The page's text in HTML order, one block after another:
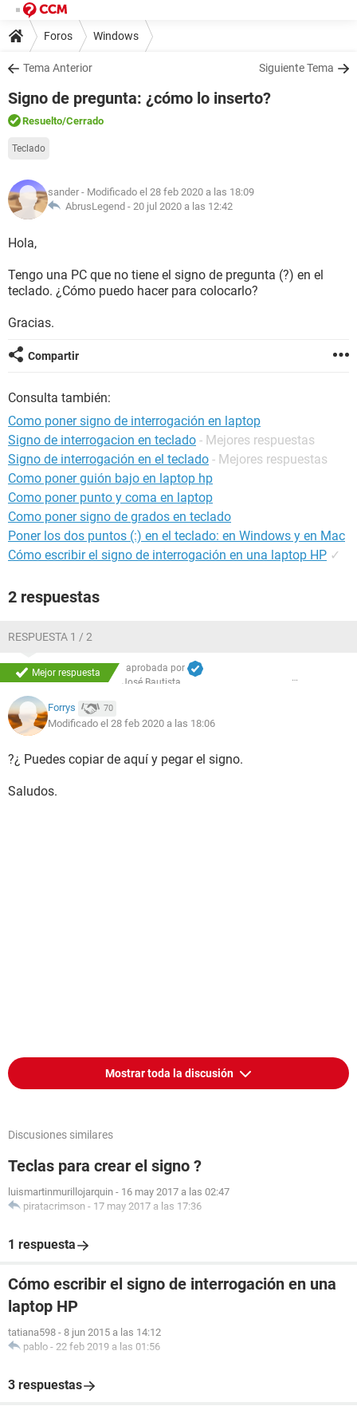
Foros Windows
Tema Anterior Siguiente Tema
Signo de pregunta: ¿cómo lo inserto?
Resuelto/Cerrado
Teclado
sander - Modificado el 28 feb 2020 a las 18:09
AbrusLegend - 20 jul 2020 a las 12:42
Hola,
Tengo una PC que no tiene el signo de pregunta (?) en el
teclado. ¿Cómo puedo hacer para colocarlo?
Gracias.
Compartir
Consulta también:
Como poner signo de interrogación en laptop
Signo de interrogacion en teclado - Mejores respuestas
Signo de interrogación en el teclado - Mejores respuestas
Como poner guión bajo en laptop hp
Como poner punto y coma en laptop
Como poner signo de grados en teclado
Poner los dos puntos (:) en el teclado: en Windows y en Mac
Cómo escribir el signo de interrogación en una laptop HP ✓
2 respuestas
RESPUESTA 1 / 2
Mejor respuesta
aprobada por
José Bautista
Forrys 70
Modificado el 28 feb 2020 a las 18:06
?¿ Puedes copiar de aquí y pegar el signo.
Saludos.
Mostrar toda la discusión
Discusiones similares
Teclas para crear el signo ?
luismartinmurillojarquin - 16 may 2017 a las 02:47
piratacrimson - 17 may 2017 a las 17:36
1 respuesta
Cómo escribir el signo de interrogación en una
laptop HP
tatiana598 - 8 jun 2015 a las 14:12
pablo - 22 feb 2019 a las 01:56
3 respuestas